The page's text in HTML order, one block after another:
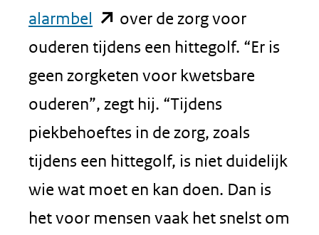
alarmbel (opent
in
nieuw
venster)
(verwijst
naar
een
andere
over de zorg voor
ouderen tijdens een hittegolf. “Er is
geen zorgketen voor kwetsbare
ouderen”, zegt hij. “Tijdens
piekbehoeftes in de zorg, zoals
tijdens een hittegolf, is niet duidelijk
wie wat moet en kan doen. Dan is
het voor mensen vaak het snelst om